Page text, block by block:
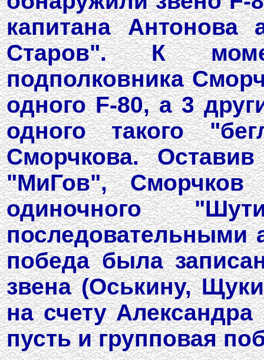
капитана Антонова
Старов". К
подполковника
одного F-80, а 3
одного такого
Сморчкова.
"МиГов", Сморчков
одиночного
последовательными
победа была
звена (Оськину,
на счету
пусть и групповая